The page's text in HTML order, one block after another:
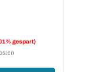
gespart)